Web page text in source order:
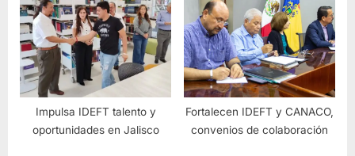
Impulsa IDEFT talento y
oportunidades en Jalisco
Fortalecen IDEFT y CANACO,
convenios de colaboración